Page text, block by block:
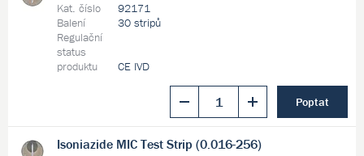
Kat. číslo
92171
Balení
30 stripů
Regulační
status
produktu
CE IVD
Poptat
Isoniazide MIC Test Strip (0.016-256)